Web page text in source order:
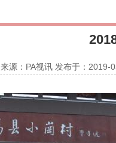
来源：PA视讯发布于：